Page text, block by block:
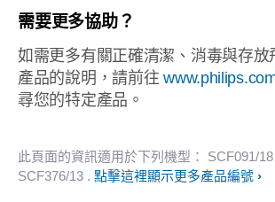
需要更多協助？
如需更多有關正確清潔、消毒與存放
產品的說明，請前往
尋您的特定產品。
此頁面的資訊適用於下列機型： SCF091/18
SCF376/13 . 點擊這裡顯示更多產品編號